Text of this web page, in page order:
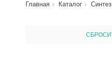
Главная Каталог